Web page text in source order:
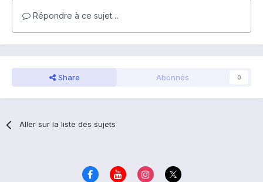
Répondre à ce sujet…
Share Abonnés 0
Aller sur la liste des sujets